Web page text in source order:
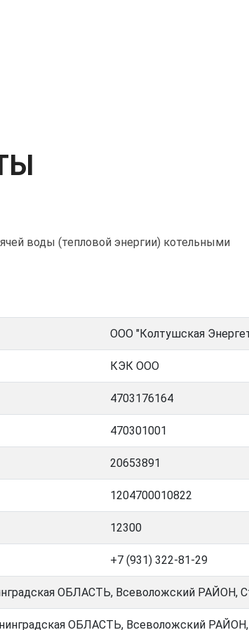
воды (тепловой энергии) котельными
ООО "Колтушская
КЭК ООО
4703176164
470301001
20653891
1204700010822
12300
+7 (931) 322-81-29
ОБЛАСТЬ, Всеволожский РАЙОН,
ОБЛАСТЬ, Всеволожский РАЙОН,